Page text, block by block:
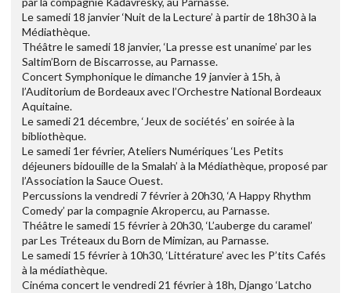
Le samedi 18 janvier ‘Nuit de la Lecture’ à partir de 18h30 à la
Médiathèque.
Théâtre le samedi 18 janvier, ‘La presse est unanime’ par les
Saltim’Born de Biscarrosse, au Parnasse.
Concert Symphonique le dimanche 19 janvier à 15h, à
l’Auditorium de Bordeaux avec l’Orchestre National Bordeaux
Aquitaine.
Le samedi 21 décembre, ‘Jeux de sociétés’ en soirée à la
bibliothèque.
Le samedi 1er février, Ateliers Numériques ‘Les Petits
déjeuners bidouille de la Smalah’ à la Médiathèque, proposé par
l’Association la Sauce Ouest.
Percussions la vendredi 7 février à 20h30, ‘A Happy Rhythm
Comedy’ par la compagnie Akropercu, au Parnasse.
Théâtre le samedi 15 février à 20h30, ‘L’auberge du caramel’
par Les Tréteaux du Born de Mimizan, au Parnasse.
Le samedi 15 février à 10h30, ‘Littérature’ avec les P’tits Cafés
à la médiathèque.
Cinéma concert le vendredi 21 février à 18h, Django ‘Latcho